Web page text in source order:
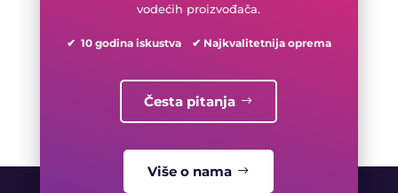
vodećih proizvođača.
✔ 10 godina iskustva ✔ Najkvalitetnija oprema
Česta pitanja
Više o nama